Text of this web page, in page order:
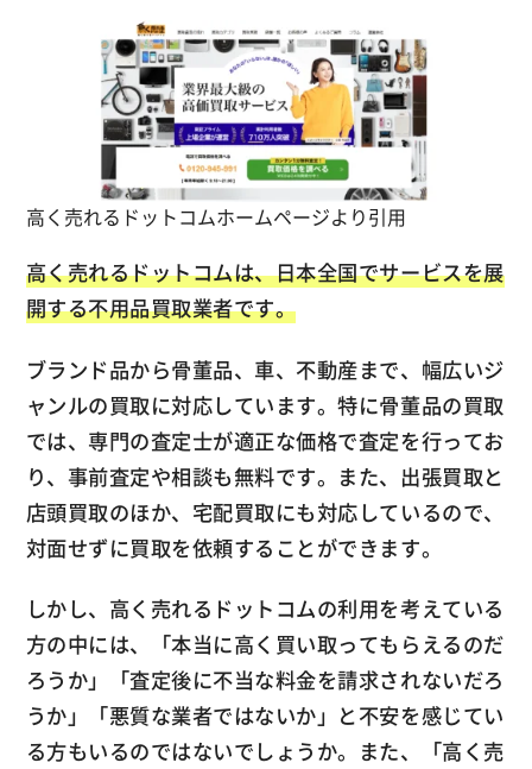
高く売れるドットコムホームページより引用
高く売れるドットコムは、日本全国でサービスを展
開する不用品買取業者です。
ブランド品から骨董品、車、不動産まで、幅広いジ
ャンルの買取に対応しています。特に骨董品の買取
では、専門の査定士が適正な価格で査定を行ってお
り、事前査定や相談も無料です。また、出張買取と
店頭買取のほか、宅配買取にも対応しているので、
対面せずに買取を依頼することができます。
しかし、高く売れるドットコムの利用を考えている
方の中には、「本当に高く買い取ってもらえるのだ
ろうか」「査定後に不当な料金を請求されないだろ
うか」「悪質な業者ではないか」と不安を感じてい
る方もいるのではないでしょうか。また、「高く売